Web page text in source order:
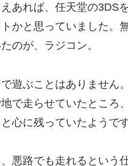
あれば、任天堂の3DS
かと思っていました。
のが、ラジコン。
遊ぶことはありません
で走らせていたところ
心に残っていたようです
悪路でも走れるという